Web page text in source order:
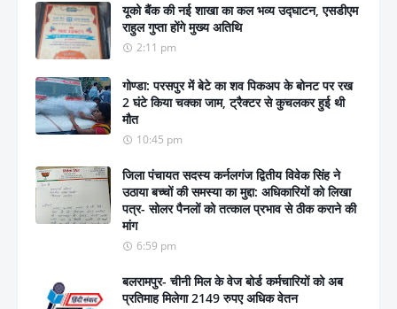
यूको बैंक की नई शाखा का कल भव्य उद्घाटन, एसडीएम
राहुल गुप्ता होंगे मुख्य अतिथि
2:11 pm
गोण्डा: परसपुर में बेटे का शव पिकअप के बोनट पर रख
2 घंटे किया चक्का जाम, ट्रैक्टर से कुचलकर हुई थी
मौत
10:45 pm
जिला पंचायत सदस्य कर्नलगंज द्वितीय विवेक सिंह ने
उठाया बच्चों की समस्या का मुद्दा: अधिकारियों को लिखा
पत्र- सोलर पैनलों को तत्काल प्रभाव से ठीक कराने की
मांग
6:59 pm
बलरामपुर- चीनी मिल के वेज बोर्ड कर्मचारियों को अब
प्रतिमाह मिलेगा 2149 रुपए अधिक वेतन